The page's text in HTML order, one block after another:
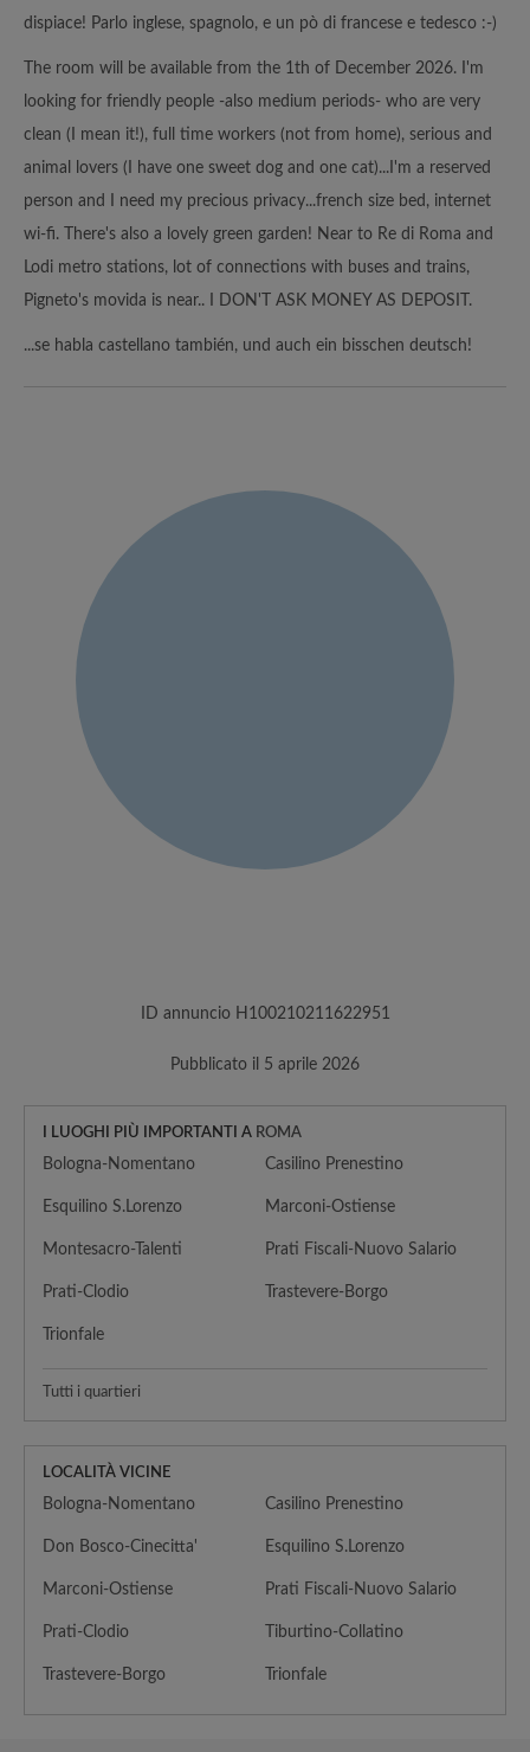
dispiace! Parlo inglese, spagnolo, e un pò di francese e tedesco :-)
The room will be available from the 1th of December 2026. I'm
looking for friendly people -also medium periods- who are very
clean (I mean it!), full time workers (not from home), serious and
animal lovers (I have one sweet dog and one cat)...I'm a reserved
person and I need my precious privacy...french size bed, internet
wi-fi. There's also a lovely green garden! Near to Re di Roma and
Lodi metro stations, lot of connections with buses and trains,
Pigneto's movida is near.. I DON'T ASK MONEY AS DEPOSIT.
...se habla castellano también, und auch ein bisschen deutsch!
ID annuncio H100210211622951
Pubblicato il 5 aprile 2026
I LUOGHI PIÙ IMPORTANTI A ROMA
Bologna-Nomentano Casilino Prenestino
Esquilino S.Lorenzo Marconi-Ostiense
Montesacro-Talenti Prati Fiscali-Nuovo Salario
Prati-Clodio Trastevere-Borgo
Trionfale
Tutti i quartieri
LOCALITÀ VICINE
Bologna-Nomentano Casilino Prenestino
Don Bosco-Cinecitta' Esquilino S.Lorenzo
Marconi-Ostiense Prati Fiscali-Nuovo Salario
Prati-Clodio Tiburtino-Collatino
Trastevere-Borgo Trionfale